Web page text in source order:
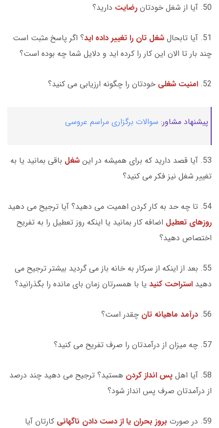
50. آیا از شغل خودتان رضایت دارید؟
51. آیا تابحال شغل تان را تغییر داده اید؟ اگر پاسخ مثبت است
چند بار تا الان این کار را کرده اید و دلایل شما چه بوده است؟
52. امنیت شغلی خودتان را چگونه ارزیابی می کنید؟
پیشنهاد مشاور: سوالات برگزاری مراسم عروسی
53. آیا قصد دارید که برای همیشه در این شغل باقی بمانید یا به
تغییر شغل نیز فکر می کنید؟
54. تا چه حد به کار کردن اهمیت می دهید؟ آیا ترجیح می دهید
روزهای تعطیل اضافه کار بمانید یا اینکه روز تعطیل را به تفریح
اختصاص دهید؟
55. بعد از اینکه از سرکار به خانه باز می گردید بیشتر ترجیح می
دهید استراحت کنید یا با همسرتان زمان بای مانده را بگذرانید؟
56. درآمد ماهیانه تان چقدر است؟
57. چه میزان از درآمدتان را صرف تفریح می کنید؟
58. آیا اهل پس انداز کردن هستید؟ ترجیح می دهید چند درصد
از درآمدتان صرف پس انداز شود؟
59. در صورت بروز بحران یا از دست دادن ناگهانی کارتان آیا